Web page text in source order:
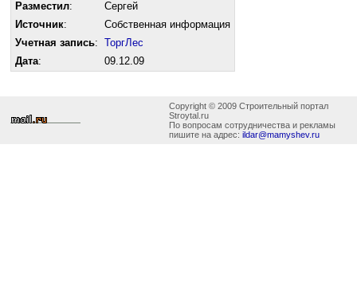
Разместил:
Сергей
Источник:
Собственная информация
Учетная запись: ТоргЛес
Дата: 09.12.09
Copyright © 2009 Строительный портал
Stroytal.ru
По вопросам сотрудничества и рекламы
пишите на адрес: ildar@mamyshev.ru